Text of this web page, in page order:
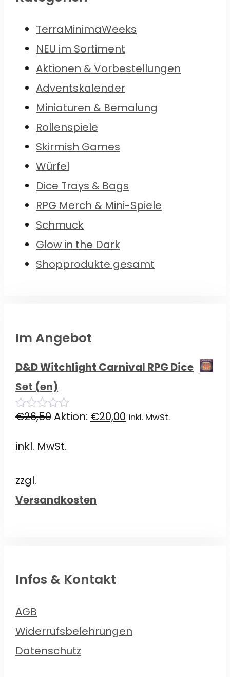
TerraMinimaWeeks
NEU im Sortiment
Aktionen & Vorbestellungen
Adventskalender
Miniaturen & Bemalung
Rollenspiele
Skirmish Games
Würfel
Dice Trays & Bags
RPG Merch & Mini-Spiele
Schmuck
Glow in the Dark
Shopprodukte gesamt
Im Angebot
D&D Witchlight Carnival RPG Dice
Set (en)
0
€26,50 Ursprünglicher
war:
Aktion: €20,00 Aktueller
inkl. MwSt.
inkl. MwSt.
zzgl.
Versandkosten
Infos & Kontakt
AGB
Widerrufsbelehrungen
Datenschutz